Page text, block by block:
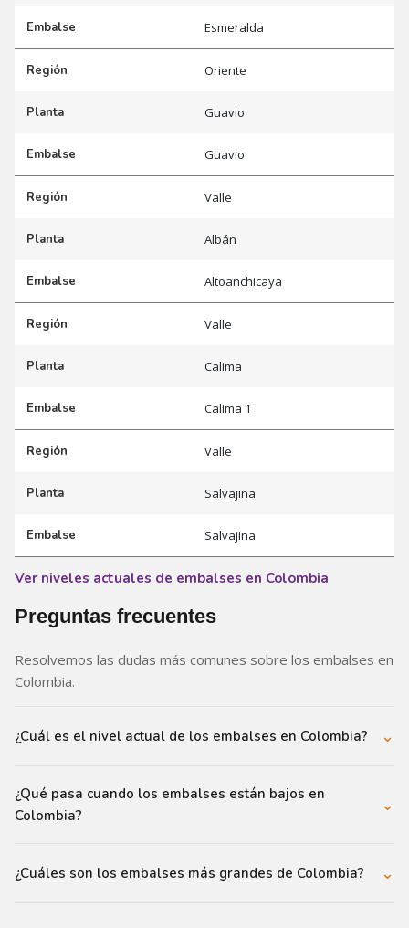
Embalse Esmeralda
Región Oriente
Planta Guavio
Embalse Guavio
Región Valle
Planta Albán
Embalse Altoanchicaya
Región Valle
Planta Calima
Embalse Calima 1
Región Valle
Planta Salvajina
Embalse Salvajina
Ver niveles actuales de embalses en Colombia
Preguntas frecuentes
Resolvemos las dudas más comunes sobre los embalses en
Colombia.
¿Cuál es el nivel actual de los embalses en Colombia? ⌄
según las condiciones hidrológicas y la demanda del sistema
eléctrico. XM publica de forma oficial los datos actualizados de
recientes en nuestra sección de datos hidrológicos.
¿Qué pasa cuando los embalses están bajos en
Colombia?
⌄
críticos, el Sistema Interconectado Nacional debe compensar
¿Cuáles son los embalses más grandes de Colombia? ⌄